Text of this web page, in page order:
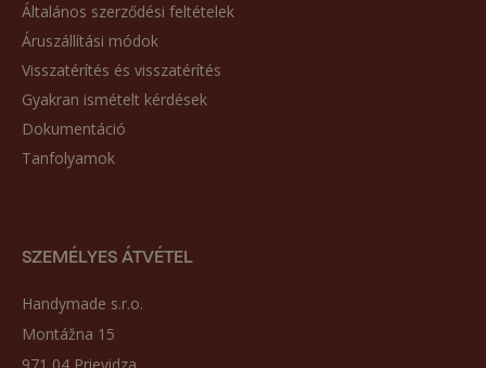
Általános szerződési feltételek
Áruszállítási módok
Visszatérítés és visszatérítés
Gyakran ismételt kérdések
Dokumentáció
Tanfolyamok
SZEMÉLYES ÁTVÉTEL
Handymade s.r.o.
Montážna 15